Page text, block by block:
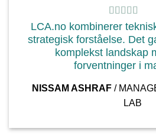
LCA.no kombinerer
strategisk forståelse. Det
komplekst landskap
forventninger i
NISSAM ASHRAF /
LAB